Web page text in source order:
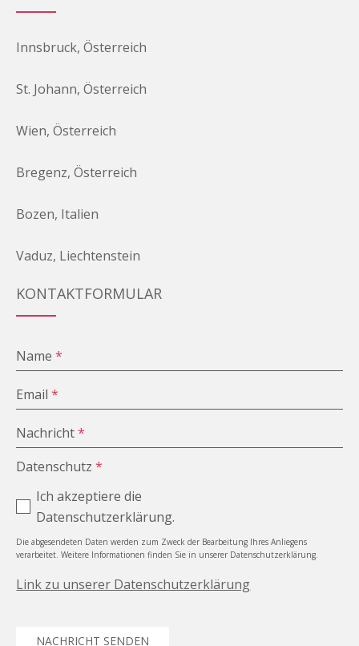
Innsbruck, Österreich
St. Johann, Österreich
Wien, Österreich
Bregenz, Österreich
Bozen, Italien
Vaduz, Liechtenstein
KONTAKTFORMULAR
Name*
Email*
Nachricht*
Datenschutz*
Ich akzeptiere die
Datenschutzerklärung.
Die abgesendeten Daten werden zum Zweck der Bearbeitung Ihres Anliegens
verarbeitet. Weitere Informationen finden Sie in unserer Datenschutzerklärung.
Link zu unserer Datenschutzerklärung
NACHRICHT SENDEN